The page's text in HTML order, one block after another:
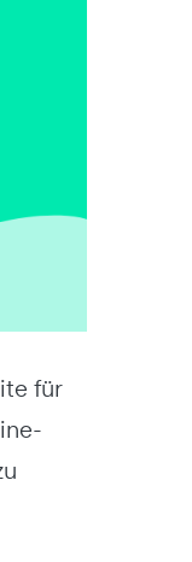
für